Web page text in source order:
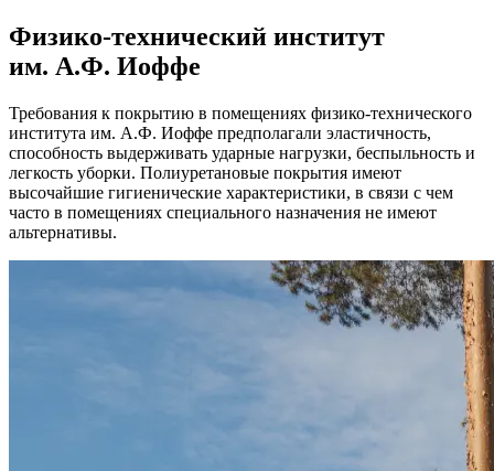
Физико-технический институт
им. А.Ф. Иоффе
Требования к покрытию в помещениях физико-технического
института им. А.Ф. Иоффе предполагали эластичность,
способность выдерживать ударные нагрузки, беспыльность и
легкость уборки. Полиуретановые покрытия имеют
высочайшие гигиенические характеристики, в связи с чем
часто в помещениях специального назначения не имеют
альтернативы.